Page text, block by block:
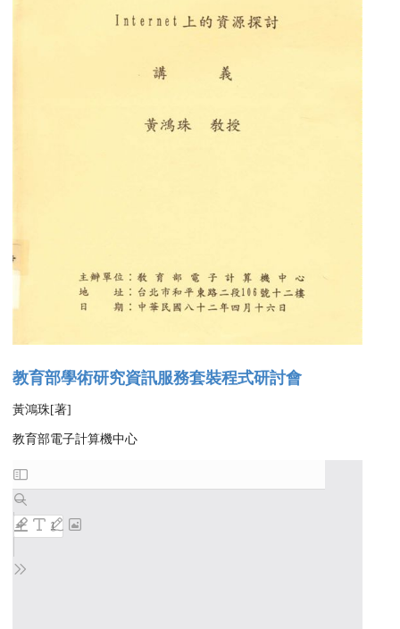
教育部學術研究資訊服務套裝程式研討會
黃鴻珠[著]
教育部電子計算機中心